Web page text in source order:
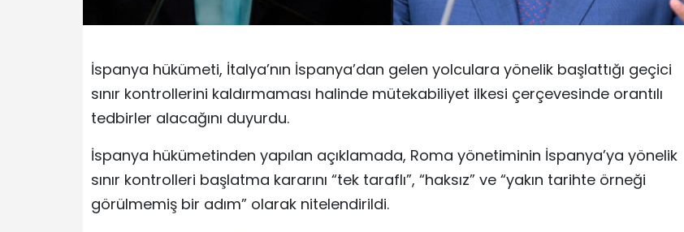
İspanya hükümeti, İtalya’nın İspanya’dan gelen yolculara yönelik başlattığı geçici
sınır kontrollerini kaldırmaması halinde mütekabiliyet ilkesi çerçevesinde orantılı
tedbirler alacağını duyurdu.
İspanya hükümetinden yapılan açıklamada, Roma yönetiminin İspanya’ya yönelik
sınır kontrolleri başlatma kararını “tek taraflı”, “haksız” ve “yakın tarihte örneği
görülmemiş bir adım” olarak nitelendirildi.